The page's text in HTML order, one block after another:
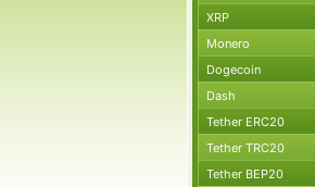
XRP
Monero
Dogecoin
Dash
Tether ERC20
Tether TRC20
Tether BEP20